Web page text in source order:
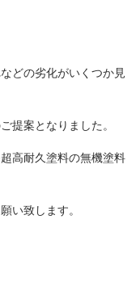
どの劣化がいくつか見
提案となりました。
高耐久塗料の無機塗料
い致します。